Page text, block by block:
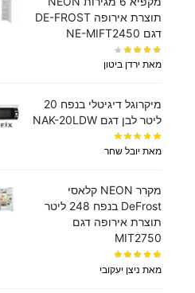
תוצרת אירופה DE-FROST
דגם NE-MIFT2450
מאת ירדן ביטון
מיקרוגל דיגיטלי בנפח 20
ליטר לבן דגם NAK-20LDW
מאת יובל שחר
מקרר NEON קלאסי
DeFrost בנפח 248 ליטר
תוצרת אירופה דגם
MIT2750
מאת ניצן יעקובי